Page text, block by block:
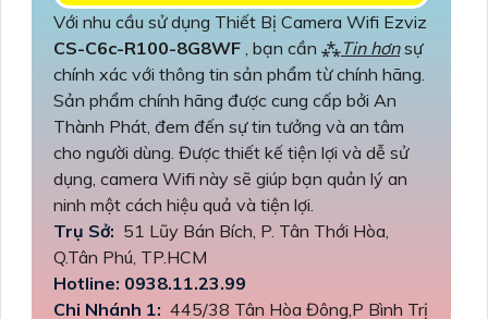
Với nhu cầu sử dụng Thiết Bị Camera Wifi Ezviz
CS-C6c-R100-8G8WF , bạn cần ⁂Tin hơnsự
chính xác với thông tin sản phẩm từ chính hãng.
Sản phẩm chính hãng được cung cấp bởi An
Thành Phát, đem đến sự tin tưởng và an tâm
cho người dùng. Được thiết kế tiện lợi và dễ sử
dụng, camera Wifi này sẽ giúp bạn quản lý an
ninh một cách hiệu quả và tiện lợi.
Trụ Sở: 51 Lũy Bán Bích, P. Tân Thới Hòa,
Q.Tân Phú, TP.HCM
Hotline: 0938.11.23.99
Chi Nhánh 1: 445/38 Tân Hòa Đông,P Bình Trị